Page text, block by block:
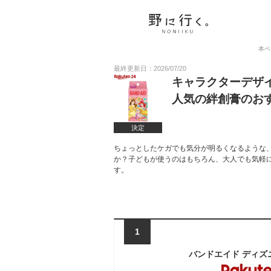
本
最終更新日：2026/07/20
決定
キャラクターデザ
人気の絆創膏のお
ちょっとしたケガでも気分が明るくなるよう
か？子どもが使うのはもちろん、大人でも気
す。
1